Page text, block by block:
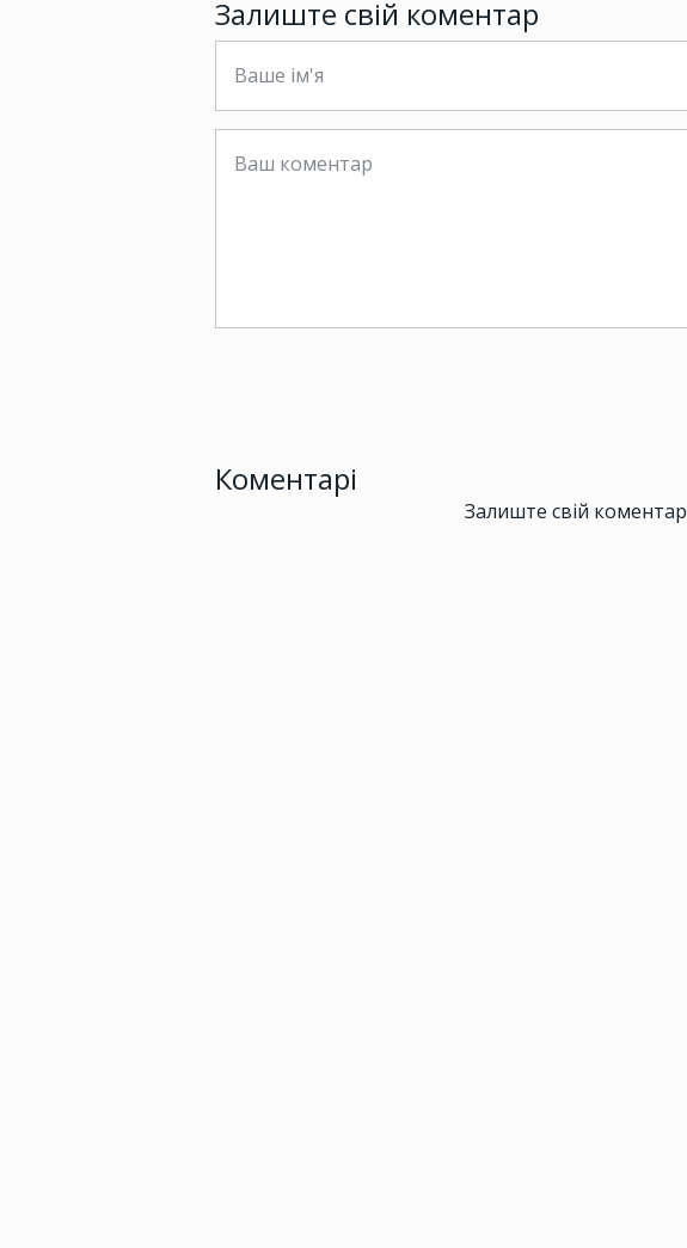
Залиште свій коментар
Коментарі
Залиште свій коментар